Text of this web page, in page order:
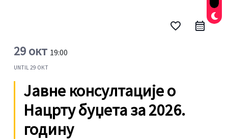
favorite_border
29 окт 19:00
UNTIL29 ОКТ
Јавне консултације о
Нацрту буџета за 2026.
годину